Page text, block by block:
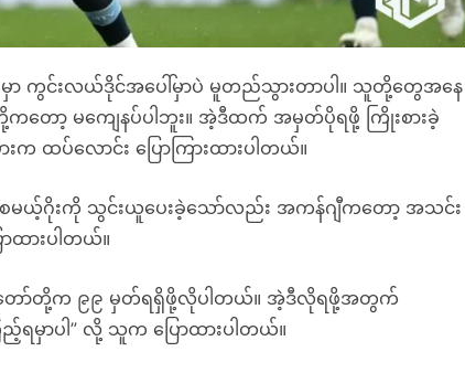
ကွင်းလယ်ဒိုင်အပေါ်မှာပဲ မူတည်သွားတာပါ။ သူတို့တွေအနေ
ော့ မကျေနပ်ပါဘူး။ အဲ့ဒီထက် အမှတ်ပိုရဖို့ ကြိုးစားခဲ့
ထပ်လောင်း ပြောကြားထားပါတယ်။
ေမယ့်ဂိုးကို သွင်းယူပေးခဲ့သော်လည်း အကန်ဂျီကတော့ အသင်း
ထားပါတယ်။
ော်တို့က ၉၉ မှတ်ရရှိဖို့လိုပါတယ်။ အဲ့ဒီလိုရဖို့အတွက်
မှာပါ” လို့ သူက ပြောထားပါတယ်။